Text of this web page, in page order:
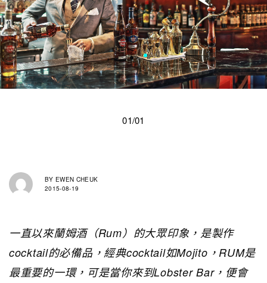
01/01
BY EWEN CHEUK
2015-08-19
一直以來蘭姆酒（Rum）的大眾印象，是製作
cocktail的必備品，經典cocktail如Mojito，RUM是
最重要的一環，可是當你來到Lobster Bar，便會